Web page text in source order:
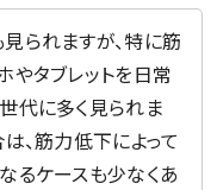
られますが、特に筋
やタブレットを日常
代に多く見られま
、筋力低下によって
るケースも少なくあ